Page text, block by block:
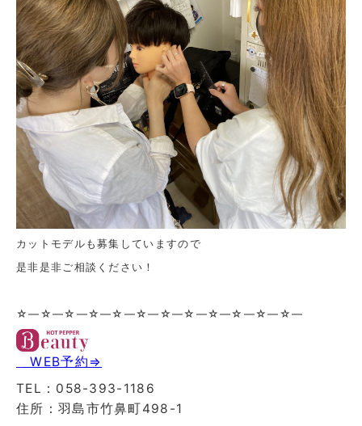
カットモデルも募集していますので
是非是非ご相談ください！
☆—☆—☆—☆—☆—☆—☆—☆—☆—☆—☆—☆—
WEB予約⇒
TEL：058-393-1186
住所：羽島市竹鼻町498-1